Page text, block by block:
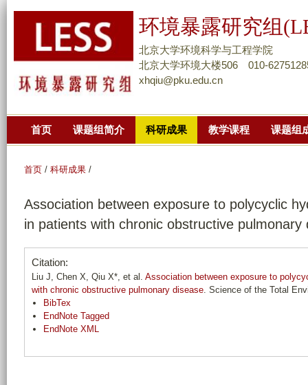
页
主
要
分
环境暴露研究组
北京大学环境科学与工程学院
北京大学环境大楼506 010-
xhqiu@pku.edu.cn
首页 课题组简介 科研成果 教学课程 课题组
首页 / 科研成果 /
Association between exposure to polycyclic
in patients with chronic obstructive pulmonary
Citation:
Liu J, Chen X, Qiu X*, et al. Association between exposure to
with chronic obstructive pulmonary disease. Science of the Total
BibTex
EndNote Tagged
EndNote XML